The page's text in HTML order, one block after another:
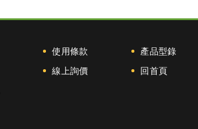
使用條款
產品型錄
線上詢價
回首頁